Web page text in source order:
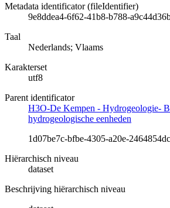
Metadata identificator (fileIdentifier)
9e8ddea4-6f62-41b8-b788-
Taal
Nederlands; Vlaams
Karakterset
utf8
Parent identificator
H3O-De Kempen - Hydrogeologie-
hydrogeologische eenheden
1d07be7c-bfbe-4305-a20e-
Hiërarchisch niveau
dataset
Beschrijving hiërarchisch niveau